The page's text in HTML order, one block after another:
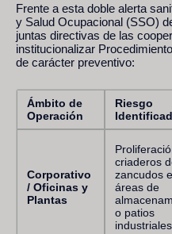
Frente a esta doble alerta
y Salud Ocupacional (SSO)
juntas directivas de las
institucionalizar
de carácter preventivo:
Ámbito de
Operación
Riesgo
Corporativo
/ Oficinas y
Plantas
criaderos
zancudos
áreas de
o patios